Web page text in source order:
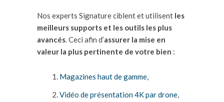
Nos experts Signature ciblent et utilisent les
meilleurs supports et les outils les plus
avancés. Ceci afin d’assurer la mise en
valeur la plus pertinente de votre bien :
Magazines haut de gamme,
Vidéo de présentation 4K par drone,